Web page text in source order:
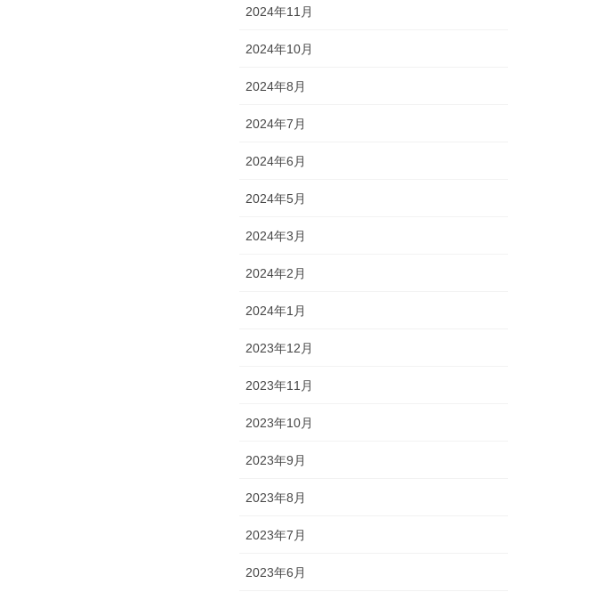
2024年11月
2024年10月
2024年8月
2024年7月
2024年6月
2024年5月
2024年3月
2024年2月
2024年1月
2023年12月
2023年11月
2023年10月
2023年9月
2023年8月
2023年7月
2023年6月